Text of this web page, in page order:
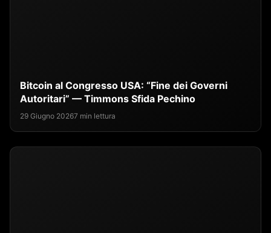
Bitcoin al Congresso USA: “Fine dei Governi
Autoritari” — Timmons Sfida Pechino
29 Giugno 20267 min lettura